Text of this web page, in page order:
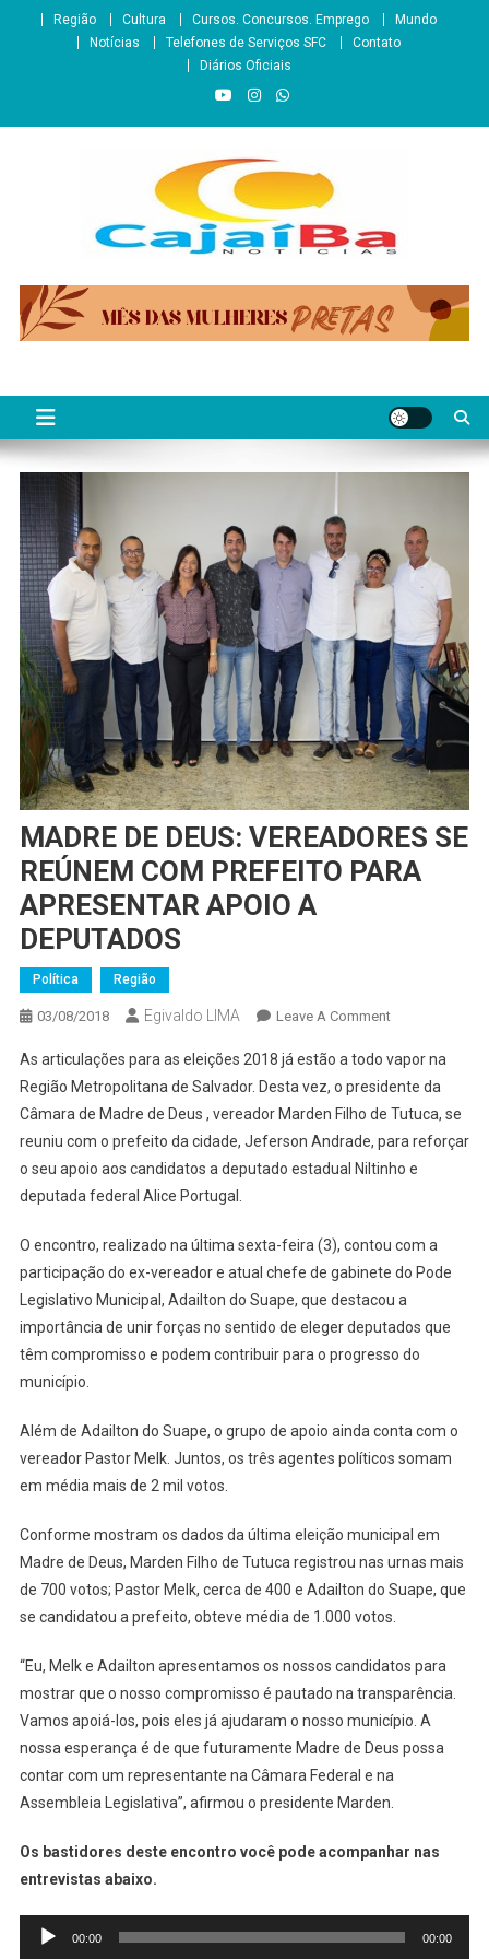
Região Cultura Cursos. Concursos. Emprego
Mundo
Notícias
Telefones de Serviços SFC
Contato
Diários Oficiais
CajaíbaNotícias
MADRE DE DEUS: VEREADORES SE
REÚNEM COM PREFEITO PARA
APRESENTAR APOIO A
DEPUTADOS
Política Região
03/08/2018 Egivaldo LIMA Leave A CommentOn
DE
DEUS:
VEREADORES
SE
REÚNEM
PARA
APRESENTAR
As articulações para as eleições 2018 já estão a todo vapor na
Região Metropolitana de Salvador. Desta vez, o presidente da
Câmara de Madre de Deus , vereador Marden Filho de Tutuca, se
reuniu com o prefeito da cidade, Jeferson Andrade, para reforçar
o seu apoio aos candidatos a deputado estadual Niltinho e
deputada federal Alice Portugal.
O encontro, realizado na última sexta-feira (3), contou com a
participação do ex-vereador e atual chefe de gabinete do Pode
Legislativo Municipal, Adailton do Suape, que destacou a
importância de unir forças no sentido de eleger deputados que
têm compromisso e podem contribuir para o progresso do
município.
Além de Adailton do Suape, o grupo de apoio ainda conta com o
vereador Pastor Melk. Juntos, os três agentes políticos somam
em média mais de 2 mil votos.
Conforme mostram os dados da última eleição municipal em
Madre de Deus, Marden Filho de Tutuca registrou nas urnas mais
de 700 votos; Pastor Melk, cerca de 400 e Adailton do Suape, que
se candidatou a prefeito, obteve média de 1.000 votos.
“Eu, Melk e Adailton apresentamos os nossos candidatos para
mostrar que o nosso compromisso é pautado na transparência.
Vamos apoiá-los, pois eles já ajudaram o nosso município. A
nossa esperança é de que futuramente Madre de Deus possa
contar com um representante na Câmara Federal e na
Assembleia Legislativa”, afirmou o presidente Marden.
Os bastidores deste encontro você pode acompanhar nas
entrevistas abaixo.
Tocador
00:00 00:00